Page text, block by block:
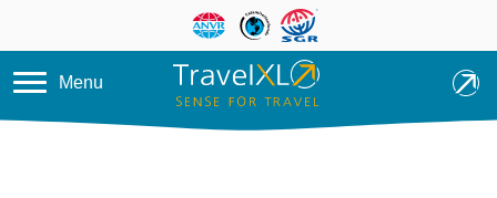
Overslaan en naar de inhoud
Menu